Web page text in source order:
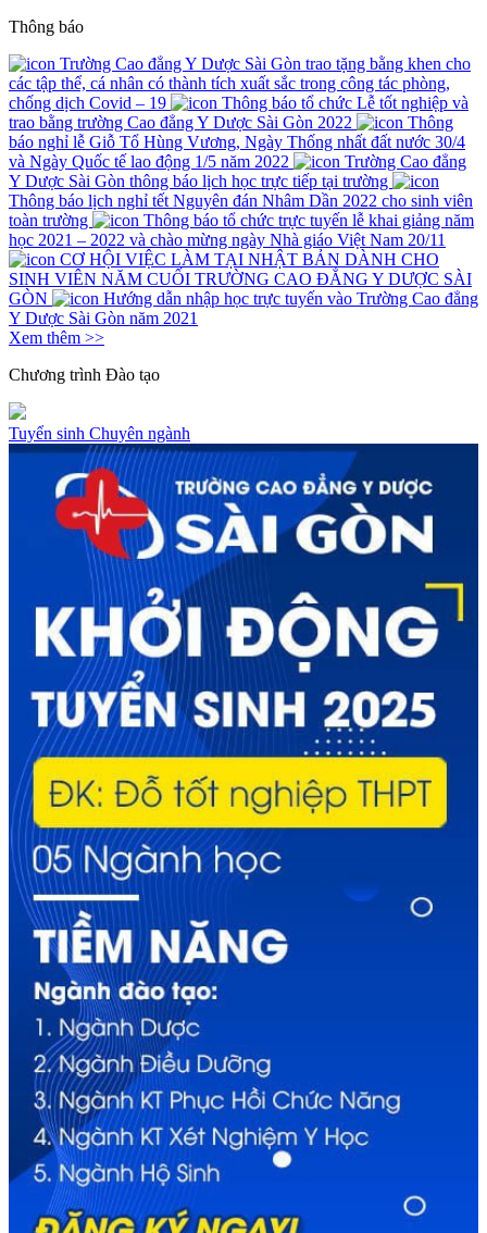
Thông báo
Trường Cao đẳng Y Dược Sài Gòn trao tặng bằng khen cho
các tập thể, cá nhân có thành tích xuất sắc trong công tác phòng,
chống dịch Covid – 19
Thông báo tổ chức Lễ tốt nghiệp và
trao bằng trường Cao đẳng Y Dược Sài Gòn 2022
Thông
báo nghỉ lễ Giỗ Tổ Hùng Vương, Ngày Thống nhất đất nước 30/4
và Ngày Quốc tế lao động 1/5 năm 2022
Trường Cao đẳng
Y Dược Sài Gòn thông báo lịch học trực tiếp tại trường
Thông báo lịch nghỉ tết Nguyên đán Nhâm Dần 2022 cho sinh viên
toàn trường
Thông báo tổ chức trực tuyến lễ khai giảng năm
học 2021 – 2022 và chào mừng ngày Nhà giáo Việt Nam 20/11
CƠ HỘI VIỆC LÀM TẠI NHẬT BẢN DÀNH CHO
SINH VIÊN NĂM CUỐI TRƯỜNG CAO ĐẲNG Y DƯỢC SÀI
GÒN
Hướng dẫn nhập học trực tuyến vào Trường Cao đẳng
Y Dược Sài Gòn năm 2021
Xem thêm >>
Chương trình Đào tạo
Tuyển sinh Chuyên ngành